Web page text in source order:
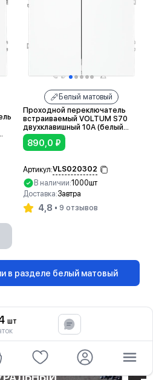
Белый матовый
Проходной переключатель
встраиваемый VOLTUM S70
двухклавишный 10А (белый
матовый)
890,0 ₽
Артикул:VLS020302
В наличии:1000шт
Доставка:Завтра
4,8 9 отзывов
в разделе белый матовый
Все
шт